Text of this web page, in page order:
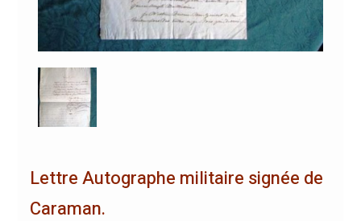
Lettre Autographe militaire signée de
Caraman.